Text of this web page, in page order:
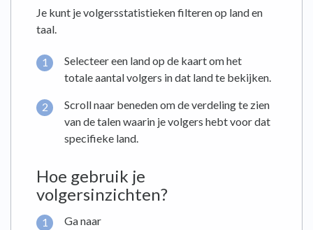
Je kunt je volgersstatistieken filteren op land en
taal.
Selecteer een land op de kaart om het
totale aantal volgers in dat land te bekijken.
Scroll naar beneden om de verdeling te zien
van de talen waarin je volgers hebt voor dat
specifieke land.
Hoe gebruik je
volgersinzichten?
Ga naar